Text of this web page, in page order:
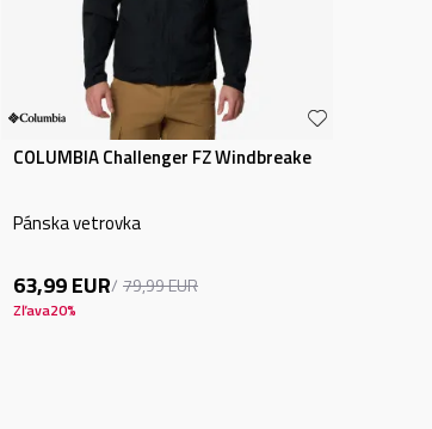
COLUMBIA Challenger FZ Windbreake
Pánska vetrovka
63,99EUR 79,99EUR
Zľava20%